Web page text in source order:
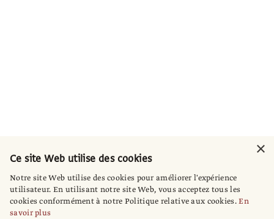
×
Ce site Web utilise des cookies
Notre site Web utilise des cookies pour améliorer l'expérience
utilisateur. En utilisant notre site Web, vous acceptez tous les
cookies conformément à notre Politique relative aux cookies.En
savoir plus